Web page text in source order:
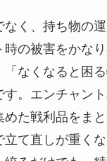
く、持ち物の
時の被害をかな
なくなると困
す。エンチャン
た戦利品をま
立て直しが重く